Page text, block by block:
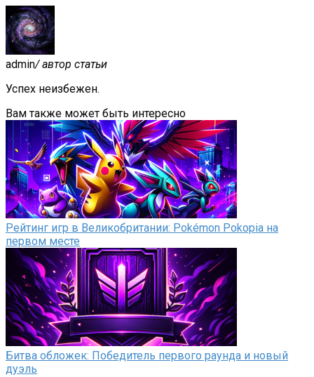
admin/ автор статьи
Успех неизбежен.
Вам также может быть интересно
Рейтинг игр в Великобритании: Pokémon Pokopia на
первом месте
Битва обложек: Победитель первого раунда и новый
дуэль